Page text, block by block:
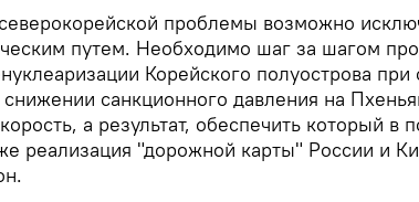
проблемы возможно
путем. Необходимо шаг за шагом
Корейского полуострова
санкционного давления на
а результат, обеспечить который в
реализация "дорожной карты" России и